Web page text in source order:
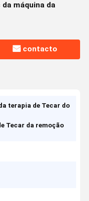
máquina da
contacto
terapia de Tecar do
Tecar da remoção